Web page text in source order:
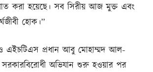
করা হয়েছে। সব সিরীয় আজ মুক্ত এবং
হোক।’’
ও এইচটিএস প্রধান আবু মোহাম্মদ আল-
সরকারবিরোধী অভিযান শুরু হওয়ার পর